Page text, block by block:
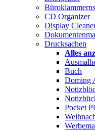
CD Organizer
Display
Drucksachen
Alles
Buch
Doming
Pocket